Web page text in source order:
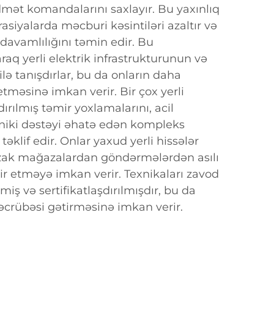
komandalarını saxlayır. Bu yaxınlıq
məcburi kəsintiləri azaltır və
təmin edir. Bu
yerli elektrik infrastrukturunun və
tanışdırlar, bu da onların daha
imkan verir. Bir çox yerli
təmir yoxlamalarını, acil
dəstəyi əhatə edən kompleks
təklif edir. Onlar yaxud yerli hissələr
mağazalardan göndərmələrdən asılı
etməyə imkan verir. Texnikaları zavod
və sertifikatlaşdırılmışdır, bu da
gətirməsinə imkan verir.